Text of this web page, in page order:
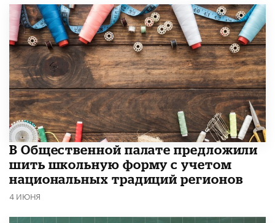
В Общественной палате предложили
шить школьную форму с учетом
национальных традиций регионов
4 ИЮНЯ